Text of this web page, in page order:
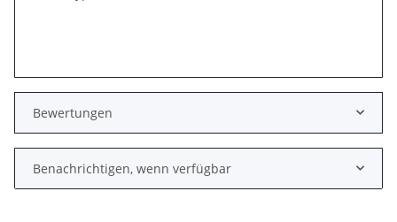
Bewertungen
Benachrichtigen, wenn verfügbar